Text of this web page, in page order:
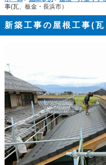
事(瓦、板金・長浜市）
新築工事の屋根工事(瓦